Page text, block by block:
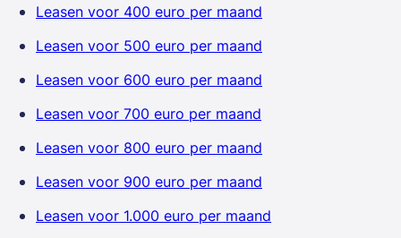
Leasen voor 400 euro per maand
Leasen voor 500 euro per maand
Leasen voor 600 euro per maand
Leasen voor 700 euro per maand
Leasen voor 800 euro per maand
Leasen voor 900 euro per maand
Leasen voor 1.000 euro per maand